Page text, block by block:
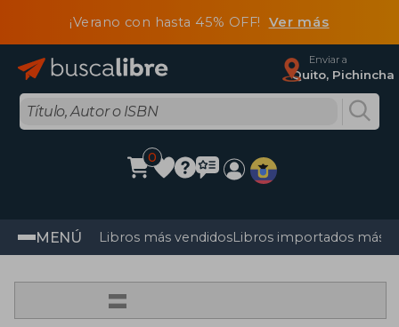
¡Verano con hasta 45% OFF! Ver más
Enviar a
Quito, Pichincha
0
MENÚ Libros más vendidosLibros importados más
=